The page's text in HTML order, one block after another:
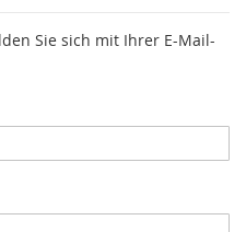
Sie sich mit Ihrer E-Mail-